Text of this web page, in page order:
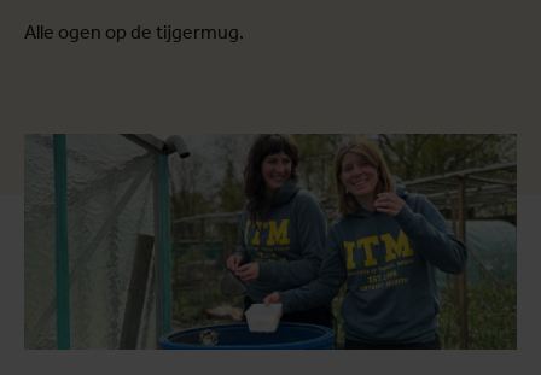
Alle ogen op de tijgermug.